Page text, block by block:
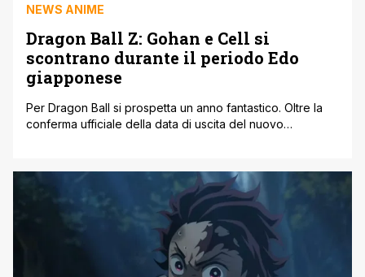
condiviso il [']
NEWS ANIME
Dragon Ball Z: Gohan e Cell si
scontrano durante il periodo Edo
giapponese
Per Dragon Ball si prospetta un anno fantastico. Oltre la
conferma ufficiale della data di uscita del nuovo
rimasto nascosto per molto tempo al pubblico. Il film però
segnerà il ritorno di Gohan come protagonista, che ha
avuto [']